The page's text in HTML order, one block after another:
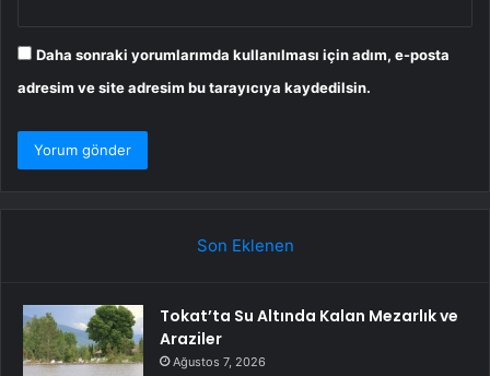
Daha sonraki yorumlarımda kullanılması için adım, e-posta
adresim ve site adresim bu tarayıcıya kaydedilsin.
Son Eklenen
Tokat’ta Su Altında Kalan Mezarlık ve
Araziler
Ağustos 7, 2026